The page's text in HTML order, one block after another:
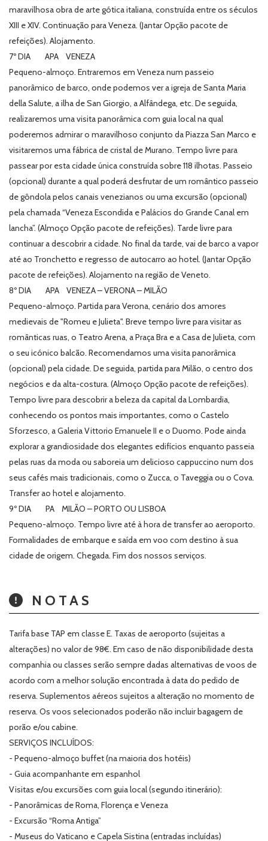
maravilhosa obra de arte gótica italiana, construída entre os séculos
XIII e XIV. Continuação para Veneza. (Jantar Opção pacote de
refeições). Alojamento.
7º DIA APA VENEZA
Pequeno-almoço. Entraremos em Veneza num passeio
panorâmico de barco, onde podemos ver a igreja de Santa Maria
della Salute, a ilha de San Giorgio, a Alfândega, etc. De seguida,
realizaremos uma visita panorâmica com guia local na qual
poderemos admirar o maravilhoso conjunto da Piazza San Marco e
visitaremos uma fábrica de cristal de Murano. Tempo livre para
passear por esta cidade única construída sobre 118 ilhotas. Passeio
(opcional) durante a qual poderá desfrutar de um romântico passeio
de gôndola pelos canais venezianos ou uma excursão (opcional)
pela chamada “Veneza Escondida e Palácios do Grande Canal em
lancha”. (Almoço Opção pacote de refeições). Tarde livre para
continuar a descobrir a cidade. No final da tarde, vai de barco a vapor
até ao Tronchetto e regresso de autocarro ao hotel. (Jantar Opção
pacote de refeições). Alojamento na região de Veneto.
8º DIA APA VENEZA – VERONA – MILÃO
Pequeno-almoço. Partida para Verona, cenário dos amores
medievais de "Romeu e Julieta". Breve tempo livre para visitar as
românticas ruas, o Teatro Arena, a Praça Bra e a Casa de Julieta, com
o seu icónico balcão. Recomendamos uma visita panorâmica
(opcional) pela cidade. De seguida, partida para Milão, o centro dos
negócios e da alta-costura. (Almoço Opção pacote de refeições).
Tempo livre para descobrir a beleza da capital da Lombardia,
conhecendo os pontos mais importantes, como o Castelo
Sforzesco, a Galeria Vittorio Emanuele II e o Duomo. Pode ainda
explorar a grandiosidade dos elegantes edifícios enquanto passeia
pelas ruas da moda ou saboreia um delicioso cappuccino num dos
seus cafés mais tradicionais, como o Zucca, o Taveggia ou o Cova.
Transfer ao hotel e alojamento.
9º DIA PA MILÃO – PORTO OU LISBOA
Pequeno-almoço. Tempo livre até à hora de transfer ao aeroporto.
Formalidades de embarque e saída em voo com destino à sua
cidade de origem. Chegada. Fim dos nossos serviços.
NOTAS
Tarifa base TAP em classe E. Taxas de aeroporto (sujeitas a
alterações) no valor de 98€. Em caso de não disponibilidade desta
companhia ou classes serão sempre dadas alternativas de voos de
acordo com a melhor solução encontrada à data do pedido de
reserva. Suplementos aéreos sujeitos a alteração no momento de
reserva. Os voos selecionados poderão não incluir bagagem de
porão e/ou cabine.
SERVIÇOS INCLUÍDOS:
- Pequeno-almoço buffet (na maioria dos hotéis)
- Guia acompanhante em espanhol
Visitas e/ou excursões com guia local (segundo itinerário):
- Panorâmicas de Roma, Florença e Veneza
- Excursão “Roma Antiga”
- Museus do Vaticano e Capela Sistina (entradas incluídas)